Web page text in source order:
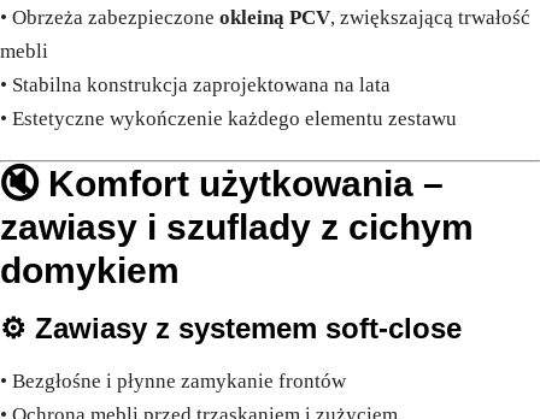
• Obrzeża zabezpieczone okleiną PCV, zwiększającą trwałość
mebli
• Stabilna konstrukcja zaprojektowana na lata
• Estetyczne wykończenie każdego elementu zestawu
🔇 Komfort użytkowania –
zawiasy i szuflady z cichym
domykiem
⚙️ Zawiasy z systemem soft-close
• Bezgłośne i płynne zamykanie frontów